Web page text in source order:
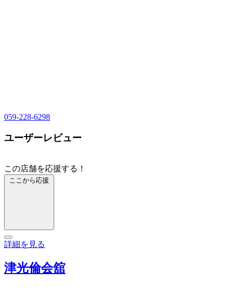
059-228-6298
ユーザーレビュー
この店舗を応援する！
ここから応援
詳細を見る
津光倫会舘